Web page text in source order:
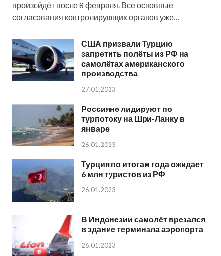
произойдёт после 8 февраля. Все основные
согласования контролирующих органов уже…
США призвали Турцию
запретить полёты из РФ на
самолётах американского
производства
27.01.2023
Россияне лидируют по
турпотоку на Шри-Ланку в
январе
26.01.2023
Турция по итогам года ожидает
6 млн туристов из РФ
26.01.2023
В Индонезии самолёт врезался
в здание терминала аэропорта
26.01.2023